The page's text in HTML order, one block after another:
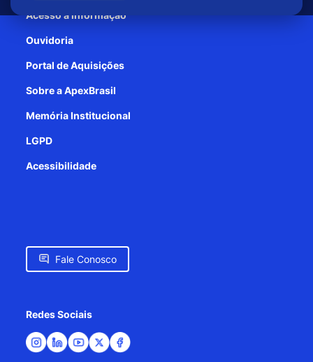
Acesso à informação
Ouvidoria
Portal de Aquisições
Sobre a ApexBrasil
Memória Institucional
LGPD
Acessibilidade
Fale Conosco
Redes Sociais